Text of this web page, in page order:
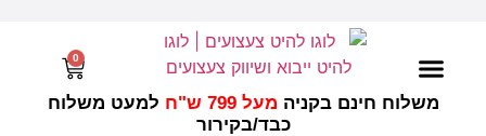
משלוח חינם בקניה מעל 799 ש"ח
למעט משלוח
כבד/בקירור
0